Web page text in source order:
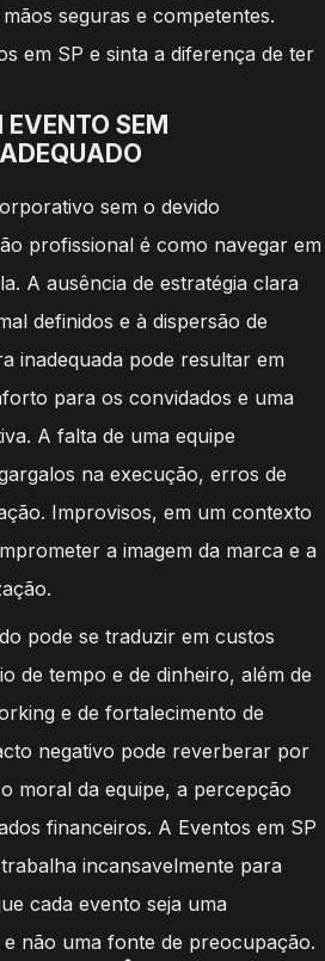
seguras e competentes.
em SP e sinta a diferença de ter
EVENTO SEM
sem o devido
profissional é como navegar em
A ausência de estratégia clara
definidos e à dispersão de
inadequada pode resultar em
para os convidados e uma
A falta de uma equipe
na execução, erros de
Improvisos, em um contexto
a imagem da marca e a
pode se traduzir em custos
de tempo e de dinheiro, além de
e de fortalecimento de
negativo pode reverberar por
moral da equipe, a percepção
financeiros. A Eventos em SP
incansavelmente para
cada evento seja uma
não uma fonte de preocupação.